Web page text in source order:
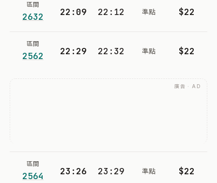
區間
2632 22:09 22:12 準點 $22
區間
2562 22:29 22:32 準點 $22
廣告 · AD
區間
2564 23:26 23:29 準點 $22